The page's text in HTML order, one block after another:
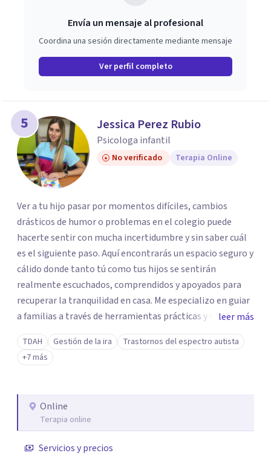
Envía un mensaje al profesional
Coordina una sesión directamente mediante mensaje
Ver perfil completo
5 Jessica Perez Rubio
Psicologa infantil
No verificado Terapia Online
Ver a tu hijo pasar por momentos difíciles, cambios
drásticos de humor o problemas en el colegio puede
hacerte sentir con mucha incertidumbre y sin saber cuál
es el siguiente paso. Aquí encontrarás un espacio seguro y
cálido donde tanto tú como tus hijos se sentirán
realmente escuchados, comprendidos y apoyados para
recuperar la tranquilidad en casa. Me especializo en guiar
a familias a través de herramientas prácticas y dinámicas
adaptadas a la edad de cada menor, dejando de lado las
etiquetas y los tecnicismos. Mi forma de trabajar se
centra en entender las emociones que hay detrás del
necesaria para superar sus retos y fortaleciendo la
comunicación entre ustedes. Acompaño a niños y
adolescentes que están lidiando con la ansiedad, la
timidez, la rebeldía o dificultades escolares, así como a
leer más
TDAH Gestión de la ira
Trastornos del espectro autista
+7 más
Online
Terapia online
Servicios y precios